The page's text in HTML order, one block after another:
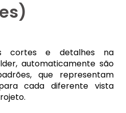
cortes e detalhes na
automaticamente são
que representam
cada diferente vista